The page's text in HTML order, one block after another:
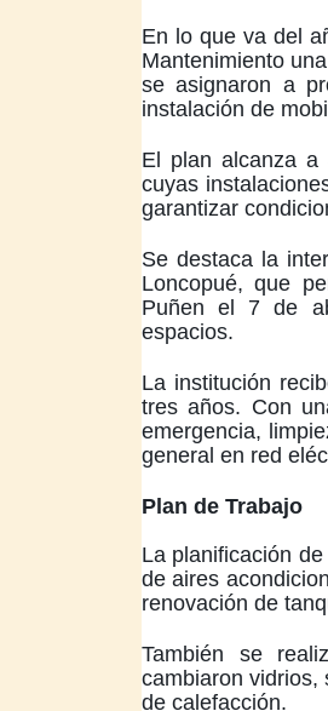
En lo que va del
Mantenimiento
se asignaron a
instalación de
El plan alcanza a
cuyas
garantizar
Se destaca la
Loncopué, que
Puñen el 7 de
espacios.
La institución
tres años. Con
emergencia,
general en red
Plan de Trabajo
La planificación
de aires
renovación de
También se
cambiaron vidrios,
de calefacción.